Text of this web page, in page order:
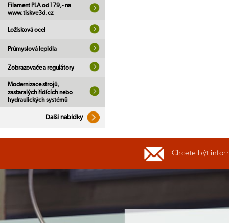
Filament PLA od 179,- na
www.tiskve3d.cz
Ložisková ocel
Průmyslová lepidla
Zobrazovače a regulátory
Modernizace strojů,
zastaralých řídících nebo
hydraulických systémů
Další nabídky
Chcete být